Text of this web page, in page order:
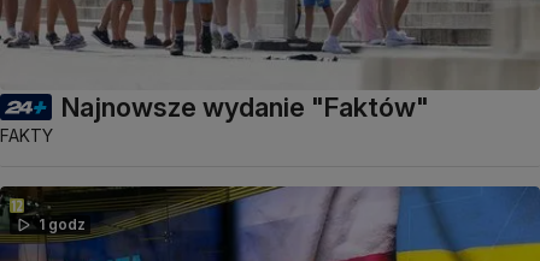
Najnowsze wydanie "Faktów"
FAKTY
1 godz